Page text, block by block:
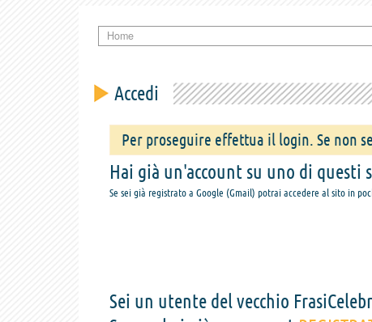
Home
Accedi
Per proseguire effettua il login. Se non
Hai già un'account su uno di questi
Se sei già registrato a Google (Gmail) potrai accedere al sito in
Sei un utente del vecchio